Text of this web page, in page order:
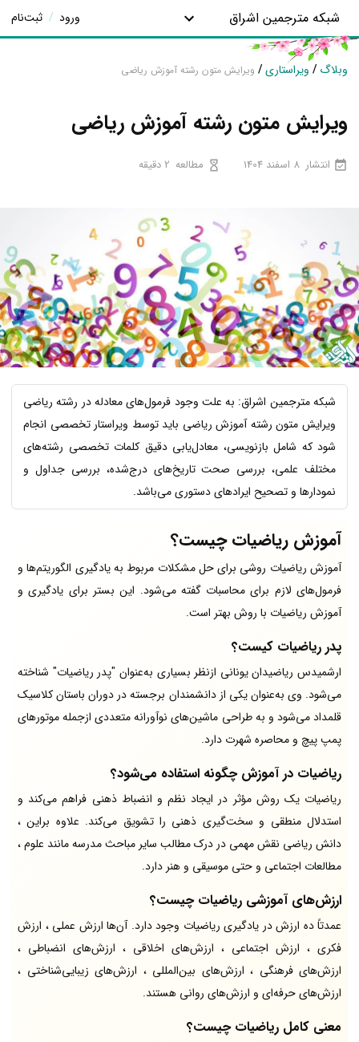
شبکه مترجمین اشراق ورود / ثبت‌نام
وبلاگ / ویراستاری/ ویرایش متون رشته آموزش ریاضی
ویرایش متون رشته آموزش ریاضی
انتشار 8 اسفند 1404 مطالعه 2 دقیقه
شبکه مترجمین اشراق: به علت وجود فرمول‌های معادله در رشته ریاضی
ویرایش متون رشته آموزش ریاضی باید توسط ویراستار تخصصی انجام
شود که شامل بازنویسی، معادل‌یابی دقیق کلمات تخصصی رشته‌های
مختلف علمی، بررسی صحت تاریخ‌های درج‌شده، بررسی جداول و
نمودارها و تصحیح ایرادهای دستوری می‌باشد.
آموزش ریاضیات چیست؟
آموزش ریاضیات روشی برای حل مشکلات مربوط به یادگیری الگوریتم‌ها و
فرمول‌های لازم برای محاسبات گفته می‌شود. این بستر برای یادگیری و
آموزش ریاضیات با روش بهتر است.
پدر ریاضیات کیست؟
ارشمیدس ریاضیدان یونانی ازنظر بسیاری به‌عنوان "پدر ریاضیات" شناخته
می‌شود. وی به‌عنوان یکی از دانشمندان برجسته در دوران باستان کلاسیک
قلمداد می‌شود و به طراحی ماشین‌های نوآورانه متعددی ازجمله موتورهای
پمپ پیچ و محاصره شهرت دارد.
ریاضیات در آموزش چگونه استفاده می‌شود؟
ریاضیات یک روش مؤثر در ایجاد نظم و انضباط ذهنی فراهم می‌کند و
استدلال منطقی و سخت‌گیری ذهنی را تشویق می‌کند. علاوه براین ،
دانش ریاضی نقش مهمی در درک مطالب سایر مباحث مدرسه مانند علوم ،
مطالعات اجتماعی و حتی موسیقی و هنر دارد.
ارزش‌های آموزشی ریاضیات چیست؟
عمدتاً ده ارزش در یادگیری ریاضیات وجود دارد. آن‌ها ارزش عملی ، ارزش
فکری ، ارزش اجتماعی ، ارزش‌های اخلاقی ، ارزش‌های انضباطی ،
ارزش‌های فرهنگی ، ارزش‌های بین‌المللی ، ارزش‌های زیبایی‌شناختی ،
ارزش‌های حرفه‌ای و ارزش‌های روانی هستند.
معنی کامل ریاضیات چیست؟